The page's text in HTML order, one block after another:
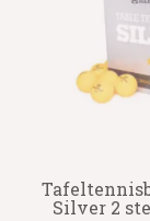
Silver 2